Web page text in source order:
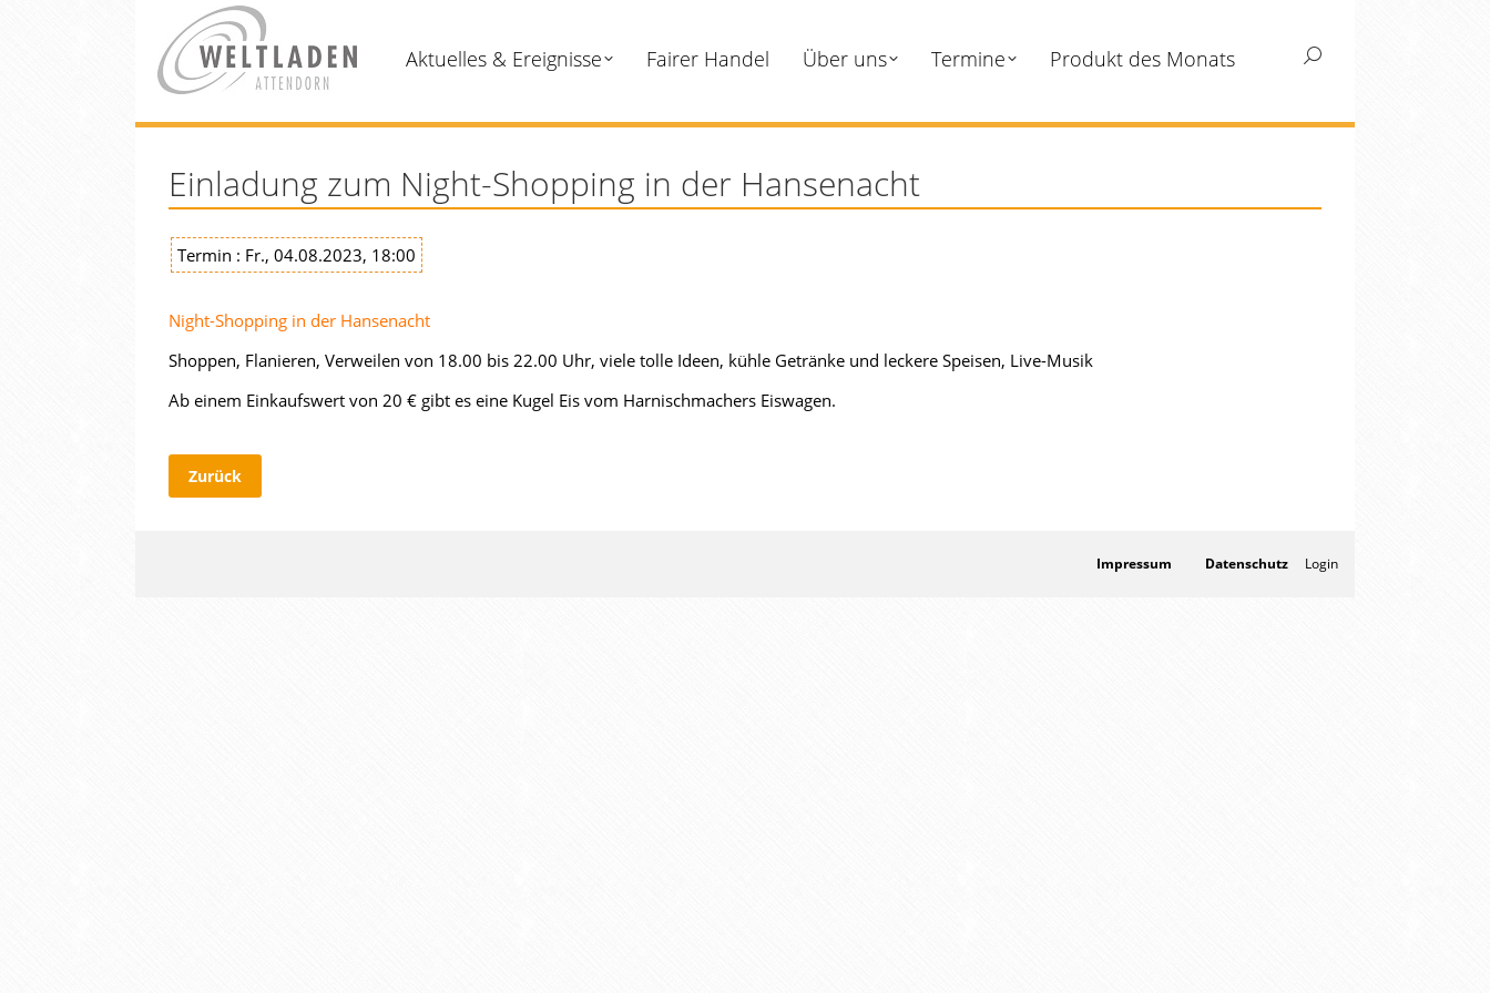
Aktuelles & Ereignisse Fairer Handel Über uns Termine Produkt des Monats Search:
Einladung zum Night-Shopping in der Hansenacht
Termin : Fr., 04.08.2023, 18:00
Night-Shopping in der Hansenacht
Shoppen, Flanieren, Verweilen von 18.00 bis 22.00 Uhr, viele tolle Ideen, kühle Getränke und leckere Speisen, Live-Musik
Ab einem Einkaufswert von 20 € gibt es eine Kugel Eis vom Harnischmachers Eiswagen.
Zurück
Impressum Datenschutz Login